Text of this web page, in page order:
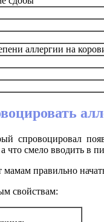
аллергии на
спровоцировал
что смело вводить в
правильно
свойствам: